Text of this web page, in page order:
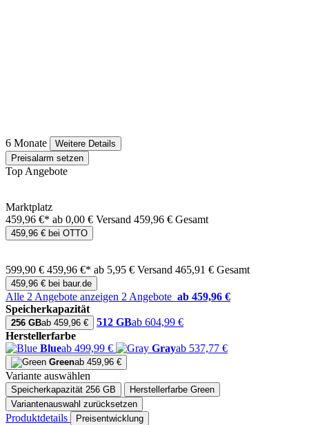
6 Monate
Weitere Details
Preisalarm setzen
Top Angebote
Marktplatz
459,96 €* ab 0,00 € Versand 459,96 € Gesamt
459,96 € bei OTTO
599,90 € 459,96 €* ab 5,95 € Versand 465,91 € Gesamt
459,96 € bei baur.de
Alle 2 Angebote anzeigen 2 Angebote ab 459,96 €
Speicherkapazität
256 GBab 459,96 € 512 GBab 604,99 €
Herstellerfarbe
Blueab 499,99 € Grayab 537,77 €
Greenab 459,96 €
Variante auswählen
Speicherkapazität 256 GB Herstellerfarbe Green
Variantenauswahl zurücksetzen
Produktdetails Preisentwicklung